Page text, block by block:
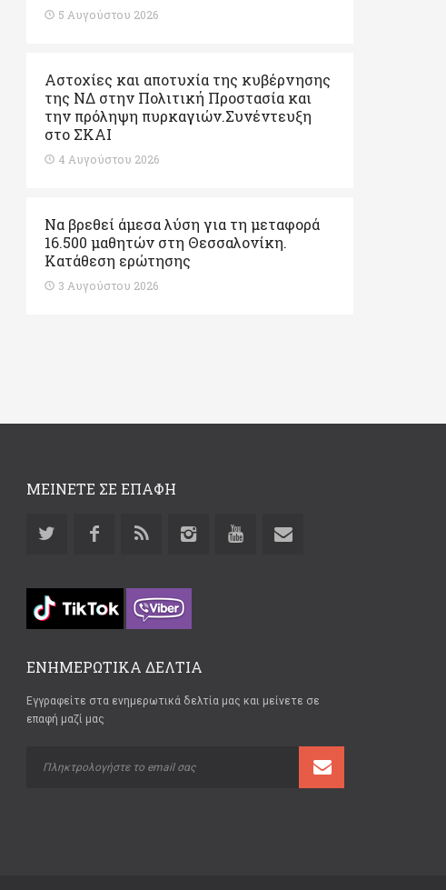
5 Αυγούστου 2026
Αστοχίες και αποτυχία της κυβέρνησης
της ΝΔ στην Πολιτική Προστασία και
την πρόληψη πυρκαγιών.Συνέντευξη
στο ΣΚΑΙ
4 Αυγούστου 2026
Να βρεθεί άμεσα λύση για τη μεταφορά
16.500 μαθητών στη Θεσσαλονίκη.
Κατάθεση ερώτησης
3 Αυγούστου 2026
ΜΕΙΝΕΤΕ ΣΕ ΕΠΑΦΗ
ΕΝΗΜΕΡΩΤΙΚΑ ΔΕΛΤΙΑ
Εγγραφείτε στα ενημερωτικά δελτία μας και μείνετε σε
επαφή μαζί μας